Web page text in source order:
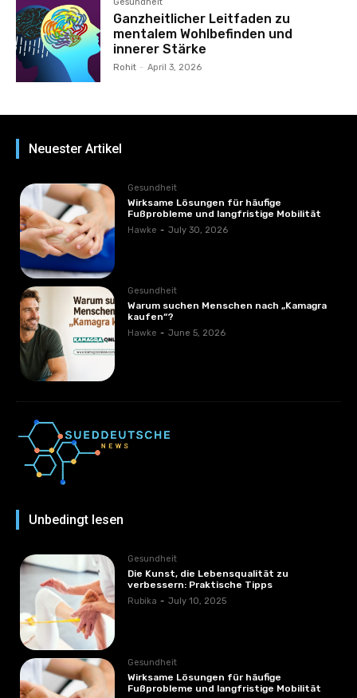
Ganzheitlicher Leitfaden zu
mentalem Wohlbefinden und
innerer Stärke
Rohit - April 3, 2026
Neuester Artikel
Gesundheit
Wirksame Lösungen für häufige
Fußprobleme und langfristige Mobilität
Hawke - July 30, 2026
Gesundheit
Warum suchen Menschen nach „Kamagra
kaufen“?
Hawke - June 5, 2026
Unbedingt lesen
Gesundheit
Die Kunst, die Lebensqualität zu
verbessern: Praktische Tipps
Rubika - July 10, 2025
Gesundheit
Wirksame Lösungen für häufige
Fußprobleme und langfristige Mobilität